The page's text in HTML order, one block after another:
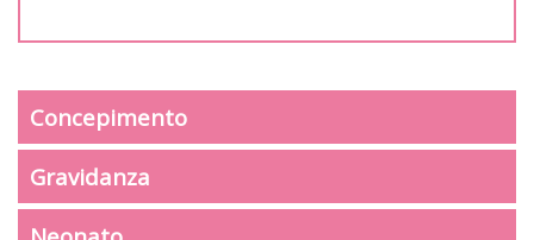
Concepimento
Gravidanza